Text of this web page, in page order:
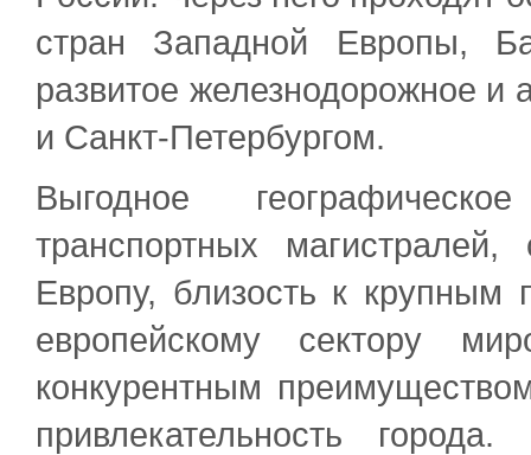
стран Западной Европы,
развитое железнодорожное
и Санкт-Петербургом.
Выгодное
транспортных
Европу, близость к
европейскому сектору
конкурентным
привлекательность